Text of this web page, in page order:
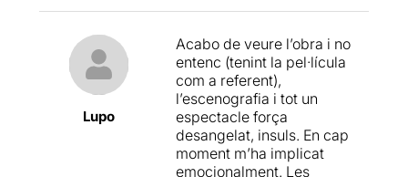
perill d'adherir-se al
com a única opció.
Nosaltres no pretenem
comparar aquesta versió
reduïda amb la pel·lícula
original de Von Trier; ens ha
agradat la dramatúrgia, la
Lupo
Acabo de veure l’obra i no
entenc (tenint la pel·lícula
com a referent),
l’escenografia i tot un
espectacle força
desangelat, insuls. En cap
moment m’ha implicat
emocionalment. Les